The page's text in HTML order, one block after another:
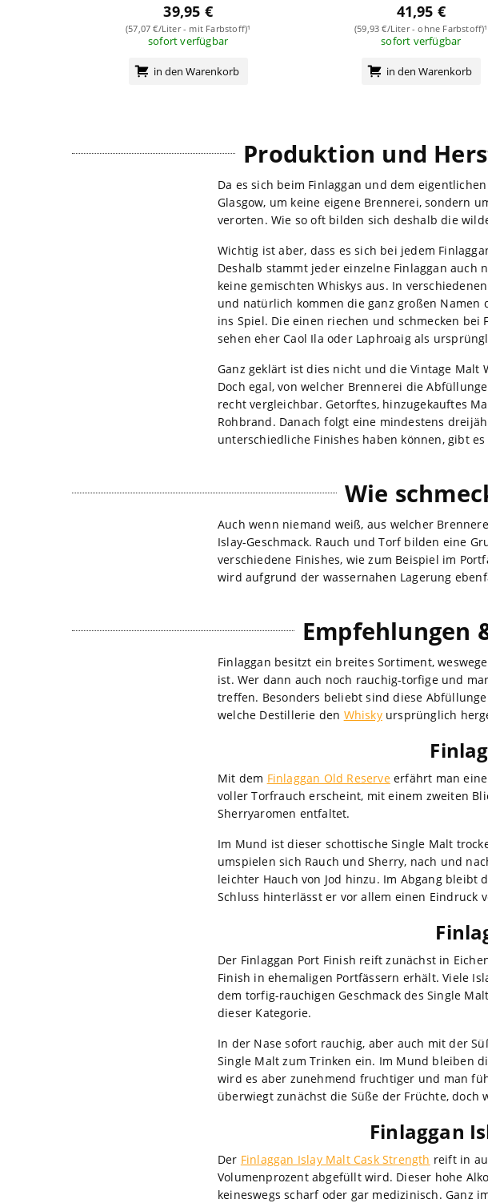
39,95 €
(57,07 €/Liter - mit Farbstoff)¹
sofort verfügbar
in den Warenkorb
41,95 €
(59,93 €/Liter - ohne Farbstoff)¹
sofort verfügbar
in den Warenkorb
Produktion und
Da es sich beim Finlaggan und dem
Glasgow, um keine eigene Brennerei, sondern
verorten. Wie so oft bilden sich deshalb die
Wichtig ist aber, dass es sich bei jedem
Deshalb stammt jeder einzelne Finlaggan auch
keine gemischten Whiskys aus. In
und natürlich kommen die ganz großen Namen
ins Spiel. Die einen riechen und schmecken bei
sehen eher Caol Ila oder Laphroaig als
Ganz geklärt ist dies nicht und die Vintage Malt
Doch egal, von welcher Brennerei die
recht vergleichbar. Getorftes, hinzugekauftes
Rohbrand. Danach folgt eine mindestens
unterschiedliche Finishes haben können, gibt
Wie
Auch wenn niemand weiß, aus welcher
Islay-Geschmack. Rauch und Torf bilden eine
verschiedene Finishes, wie zum Beispiel im
wird aufgrund der wassernahen Lagerung
Empfehlungen
Finlaggan besitzt ein breites Sortiment,
ist. Wer dann auch noch rauchig-torfige und
treffen. Besonders beliebt sind diese
welche Destillerie den Whiskyursprünglich
Mit dem Finlaggan Old Reserveerfährt man
voller Torfrauch erscheint, mit einem zweiten
Sherryaromen entfaltet.
Im Mund ist dieser schottische Single Malt
umspielen sich Rauch und Sherry, nach und
leichter Hauch von Jod hinzu. Im Abgang bleibt
Schluss hinterlässt er vor allem einen Eindruck
Der Finlaggan Port Finish reift zunächst in
Finish in ehemaligen Portfässern erhält. Viele
dem torfig-rauchigen Geschmack des Single
dieser Kategorie.
In der Nase sofort rauchig, aber auch mit der
Single Malt zum Trinken ein. Im Mund bleiben
wird es aber zunehmend fruchtiger und man
überwiegt zunächst die Süße der Früchte, doch
Finlaggan
Der Finlaggan Islay Malt Cask Strength reift in
Volumenprozent abgefüllt wird. Dieser hohe
keineswegs scharf oder gar medizinisch. Ganz